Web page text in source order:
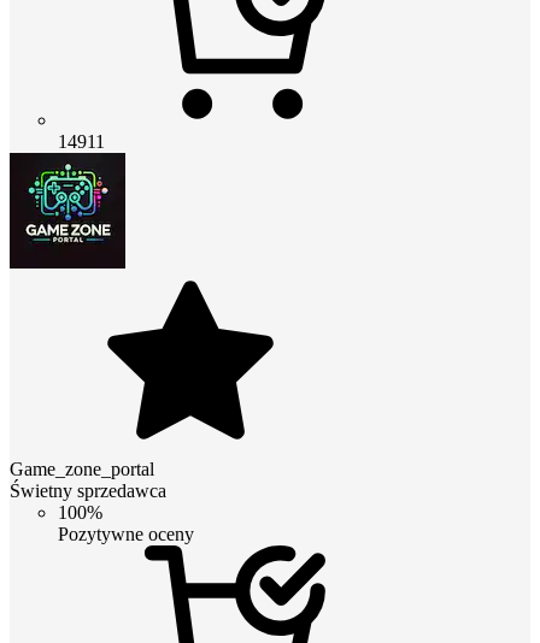
14911
Game_zone_portal
Świetny sprzedawca
100%
Pozytywne oceny